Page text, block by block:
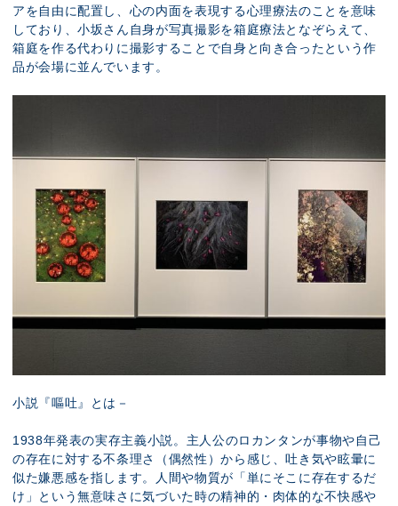
アを自由に配置し、心の内面を表現する心理療法のことを意味
しており、小坂さん自身が写真撮影を箱庭療法となぞらえて、
箱庭を作る代わりに撮影することで自身と向き合ったという作
品が会場に並んでいます。
小説『嘔吐』とは－
1938年発表の実存主義小説。主人公のロカンタンが事物や自己
の存在に対する不条理さ（偶然性）から感じ、吐き気や眩暈に
似た嫌悪感を指します。人間や物質が「単にそこに存在するだ
け」という無意味さに気づいた時の精神的・肉体的な不快感や